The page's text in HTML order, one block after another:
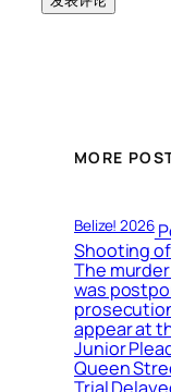
MORE
Belize! 2026
Shooting of
The
was
appear at
Junior
Queen